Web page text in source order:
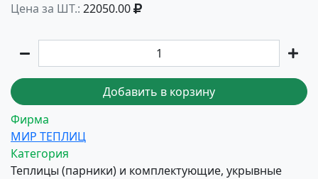
Цена за ШТ.: 22050.00
Добавить в корзину
Фирма
МИР ТЕПЛИЦ
Категория
Теплицы (парники) и комплектующие, укрывные